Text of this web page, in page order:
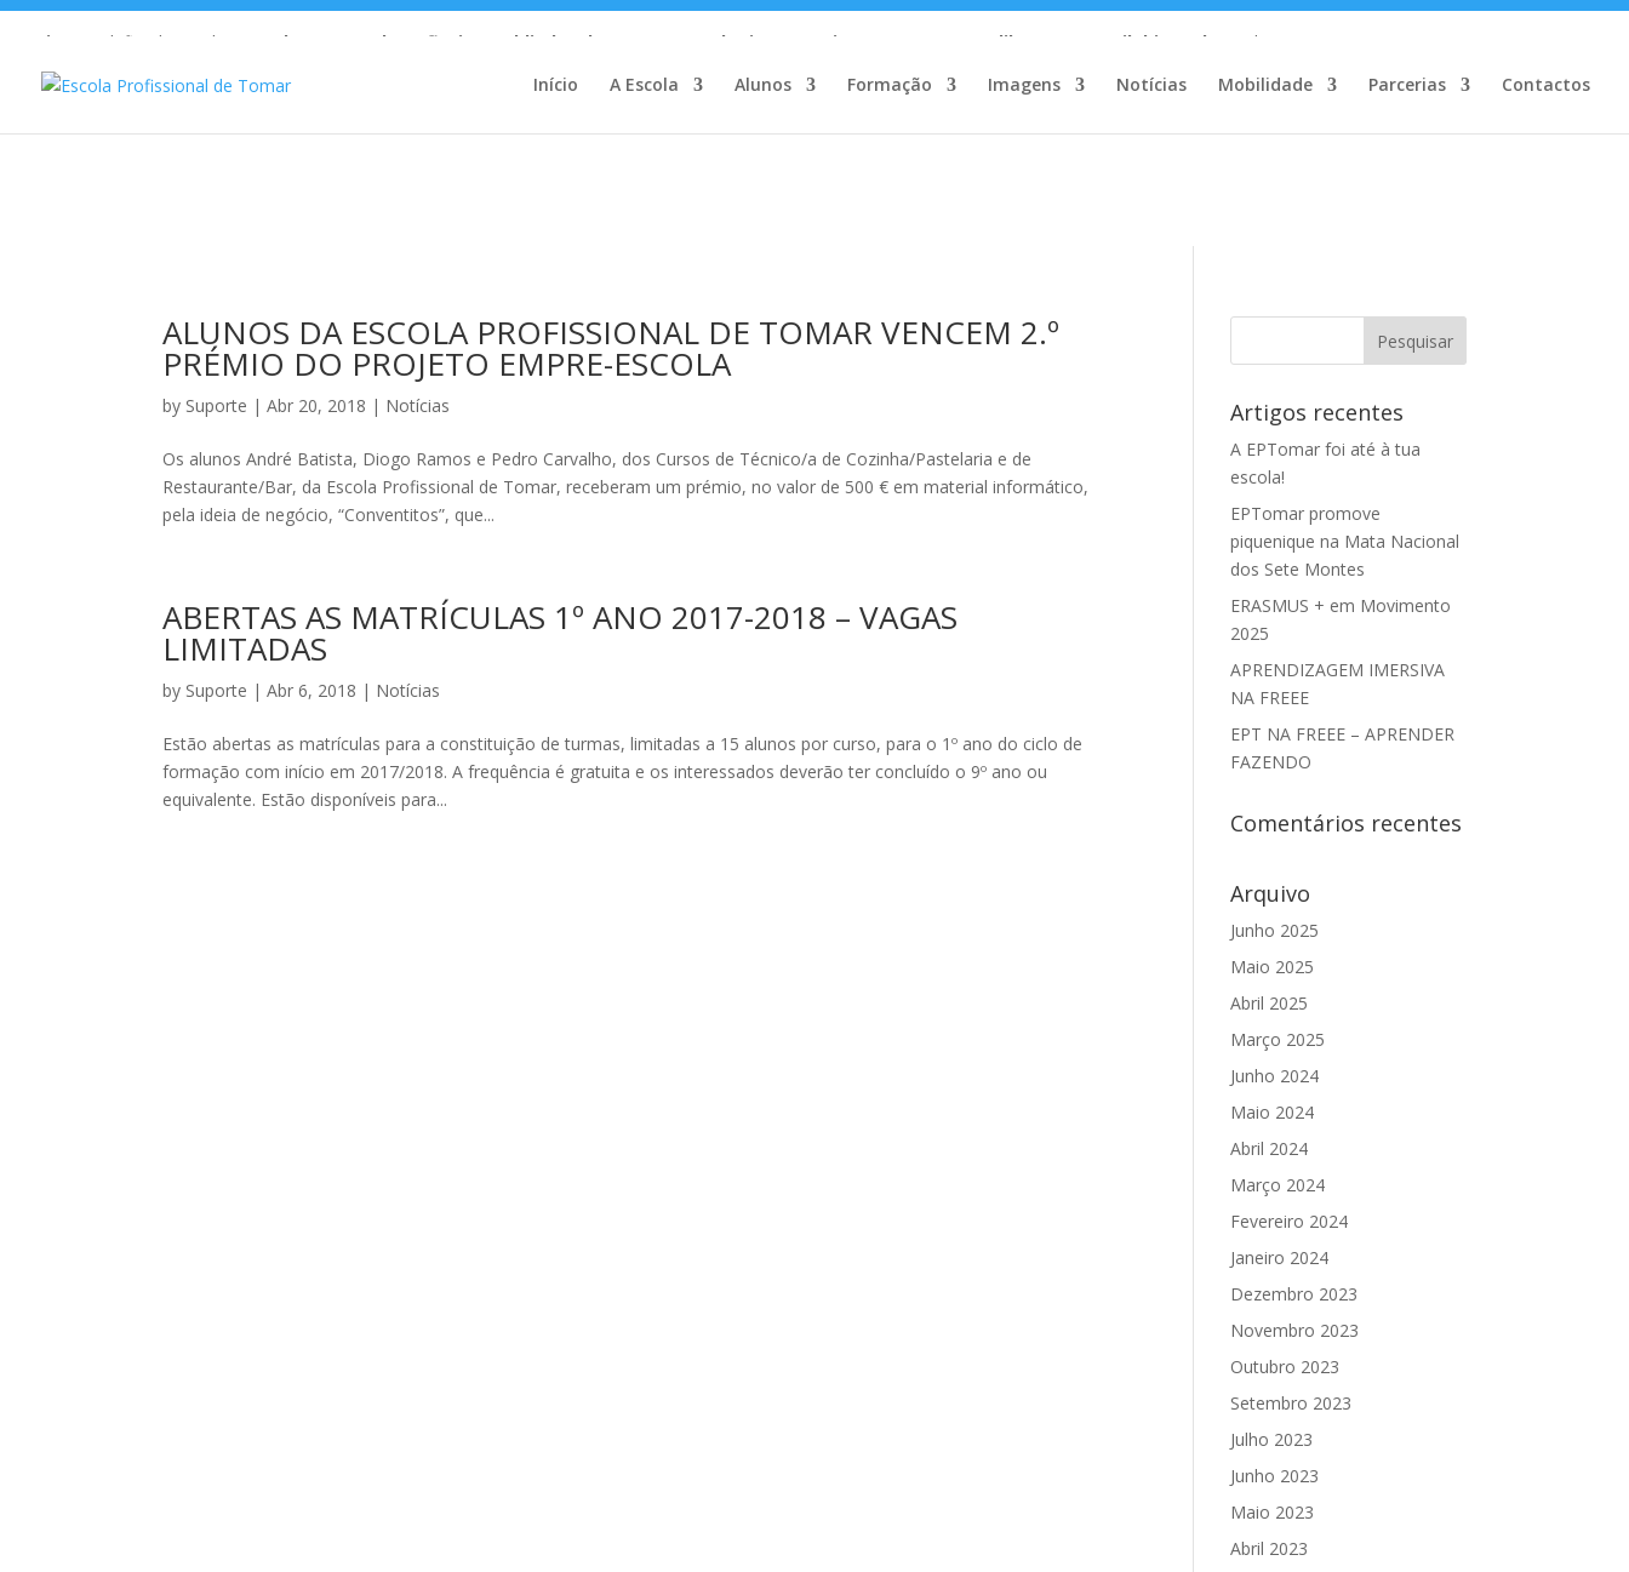
Warning : Undefined array key 1 in /home/escolaprofission/public_html/wp-content/plugins/wp-private-content-pro/lib/Drewm/MailChimp.php on line
Warning: Undefined array key 1 in/home/escolaprofission/public_html/wp-content/plugins/wp-private-content-pro/lib/Drewm/MailChimp.phpon line35
Início A Escola Alunos Formação Imagens Notícias Mobilidade Parcerias Contactos
ALUNOS DA ESCOLA PROFISSIONAL DE TOMAR VENCEM 2.º
PRÉMIO DO PROJETO EMPRE-ESCOLA
by Suporte |Abr 20, 2018 | Notícias
Os alunos André Batista, Diogo Ramos e Pedro Carvalho, dos Cursos de Técnico/a de Cozinha/Pastelaria e de
Restaurante/Bar, da Escola Profissional de Tomar, receberam um prémio, no valor de 500 € em material informático,
pela ideia de negócio, “Conventitos”, que...
ABERTAS AS MATRÍCULAS 1º ANO 2017-2018 – VAGAS
LIMITADAS
by Suporte |Abr 6, 2018 | Notícias
Estão abertas as matrículas para a constituição de turmas, limitadas a 15 alunos por curso, para o 1º ano do ciclo de
formação com início em 2017/2018. A frequência é gratuita e os interessados deverão ter concluído o 9º ano ou
equivalente. Estão disponíveis para...
Artigos recentes
A EPTomar foi até à tua
escola!
EPTomar promove
piquenique na Mata Nacional
dos Sete Montes
ERASMUS + em Movimento
2025
APRENDIZAGEM IMERSIVA
NA FREEE
EPT NA FREEE – APRENDER
FAZENDO
Comentários recentes
Arquivo
Junho 2025
Maio 2025
Abril 2025
Março 2025
Junho 2024
Maio 2024
Abril 2024
Março 2024
Fevereiro 2024
Janeiro 2024
Dezembro 2023
Novembro 2023
Outubro 2023
Setembro 2023
Julho 2023
Junho 2023
Maio 2023
Abril 2023